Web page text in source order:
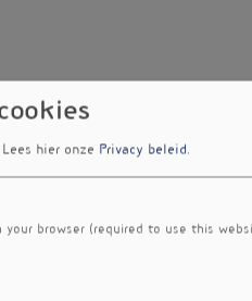
Lees hier onze Privacy beleid.
browser (required to use this